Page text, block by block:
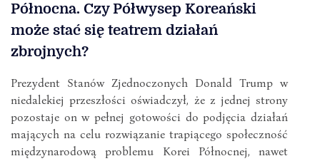
Północna. Czy Półwysep Koreański
może stać się teatrem działań
zbrojnych?
Prezydent Stanów Zjednoczonych Donald Trump w
niedalekiej przeszłości oświadczył, że z jednej strony
pozostaje on w pełnej gotowości do podjęcia działań
mających na celu rozwiązanie trapiącego społeczność
międzynarodową problemu Korei Północnej, nawet